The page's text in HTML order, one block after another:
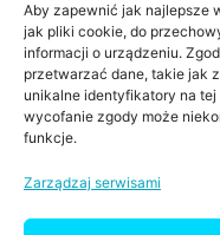
Aby zapewnić jak najlepsze
jak pliki cookie, do
informacji o urządzeniu.
przetwarzać dane, takie jak
unikalne identyfikatory na
wycofanie zgody może
funkcje.
Zarządzaj serwisami
POLITYKA
REGULAMIN
Inne
NIP:6981779628
KRS: